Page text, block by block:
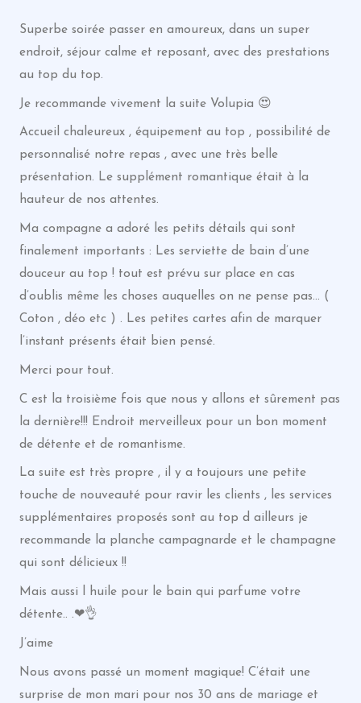
Superbe soirée passer en amoureux, dans un super
endroit, séjour calme et reposant, avec des prestations
au top du top.
Je recommande vivement la suite Volupia 😍
Accueil chaleureux , équipement au top , possibilité de
personnalisé notre repas , avec une très belle
présentation. Le supplément romantique était à la
hauteur de nos attentes.
Ma compagne a adoré les petits détails qui sont
finalement importants : Les serviette de bain d’une
douceur au top ! tout est prévu sur place en cas
d’oublis même les choses auquelles on ne pense pas… (
Coton , déo etc ) . Les petites cartes afin de marquer
l’instant présents était bien pensé.
Merci pour tout.
C est la troisième fois que nous y allons et sûrement pas
la dernière!!! Endroit merveilleux pour un bon moment
de détente et de romantisme.
La suite est très propre , il y a toujours une petite
touche de nouveauté pour ravir les clients , les services
supplémentaires proposés sont au top d ailleurs je
recommande la planche campagnarde et le champagne
qui sont délicieux !!
Mais aussi l huile pour le bain qui parfume votre
détente.. .❤👌
J’aime
Nous avons passé un moment magique! C’était une
surprise de mon mari pour nos 30 ans de mariage et